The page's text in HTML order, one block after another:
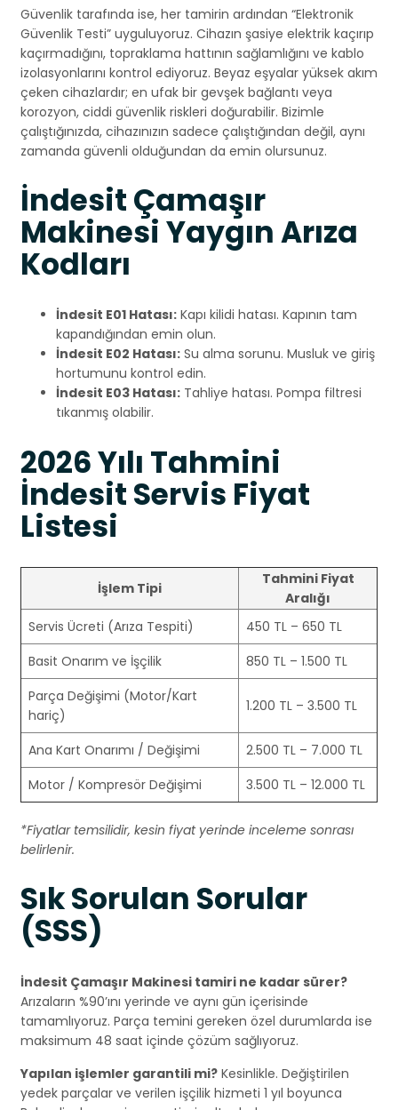
Güvenlik tarafında ise, her tamirin ardından “Elektronik
Güvenlik Testi” uyguluyoruz. Cihazın şasiye elektrik kaçırıp
kaçırmadığını, topraklama hattının sağlamlığını ve kablo
izolasyonlarını kontrol ediyoruz. Beyaz eşyalar yüksek akım
çeken cihazlardır; en ufak bir gevşek bağlantı veya
korozyon, ciddi güvenlik riskleri doğurabilir. Bizimle
çalıştığınızda, cihazınızın sadece çalıştığından değil, aynı
zamanda güvenli olduğundan da emin olursunuz.
İndesit Çamaşır
Makinesi Yaygın Arıza
Kodları
İndesit E01 Hatası: Kapı kilidi hatası. Kapının tam
kapandığından emin olun.
İndesit E02 Hatası: Su alma sorunu. Musluk ve giriş
hortumunu kontrol edin.
İndesit E03 Hatası: Tahliye hatası. Pompa filtresi
tıkanmış olabilir.
2026 Yılı Tahmini
İndesit Servis Fiyat
Listesi
İşlem Tipi
Tahmini Fiyat
Aralığı
Servis Ücreti (Arıza Tespiti)
450 TL – 650 TL
Basit Onarım ve İşçilik
850 TL – 1.500 TL
Parça Değişimi (Motor/Kart
hariç)
1.200 TL – 3.500 TL
Ana Kart Onarımı / Değişimi
2.500 TL – 7.000 TL
Motor / Kompresör Değişimi
3.500 TL – 12.000 TL
*Fiyatlar temsilidir, kesin fiyat yerinde inceleme sonrası
belirlenir.
Sık Sorulan Sorular
(SSS)
İndesit Çamaşır Makinesi tamiri ne kadar sürer?
Arızaların %90’ını yerinde ve aynı gün içerisinde
tamamlıyoruz. Parça temini gereken özel durumlarda ise
maksimum 48 saat içinde çözüm sağlıyoruz.
Yapılan işlemler garantili mi? Kesinlikle. Değiştirilen
yedek parçalar ve verilen işçilik hizmeti 1 yıl boyunca